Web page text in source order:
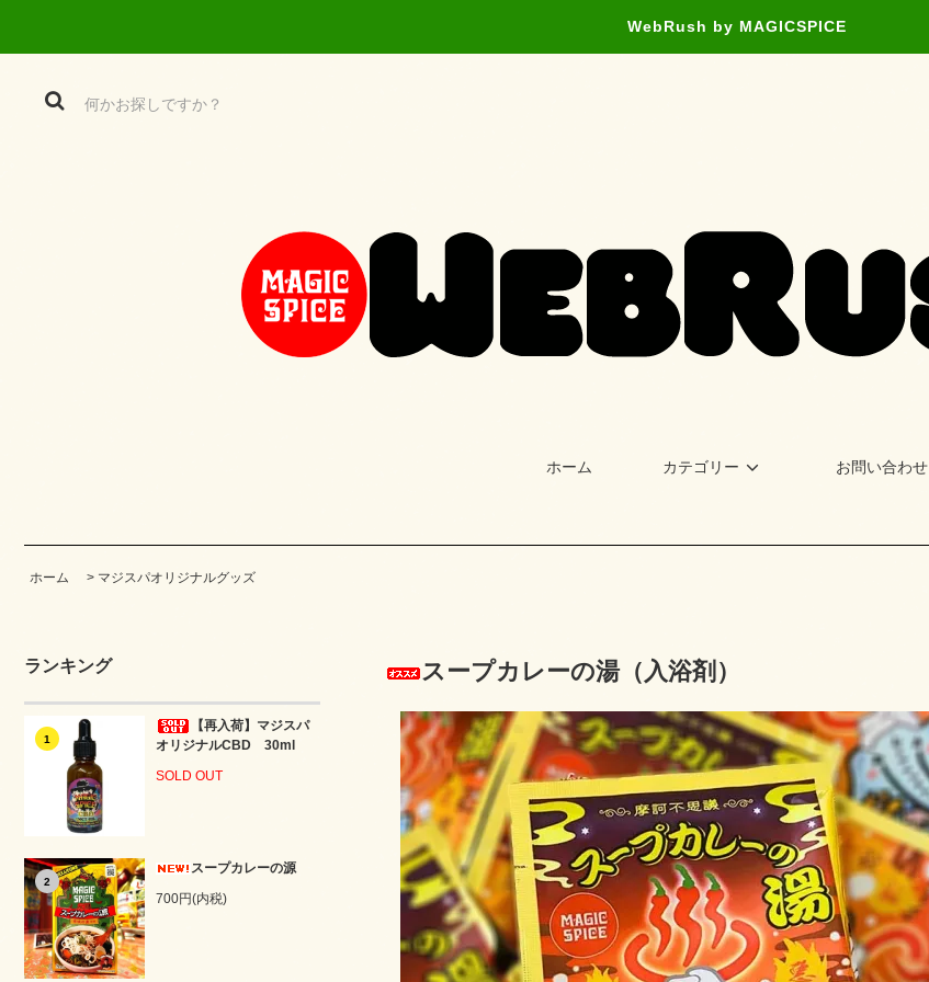
WebRush by MAGICSPICE
ホーム カテゴリー お問い合わせ
ホーム > マジスパオリジナルグッズ
ランキング
1
【再入荷】マジスパ
オリジナルCBD 30ml
SOLD OUT
2
スープカレーの源
700円(内税)
スープカレーの湯（入浴剤）